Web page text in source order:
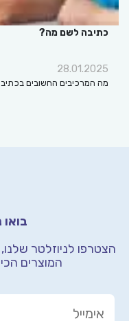
כתיבה לשם מה?
28.01.2025
מה המרכיבים החשובים
הצטרפו לניוזלטר
המוצרים